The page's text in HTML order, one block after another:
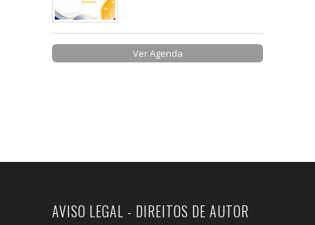
Ver Agenda
AVISO LEGAL - DIREITOS DE AUTOR